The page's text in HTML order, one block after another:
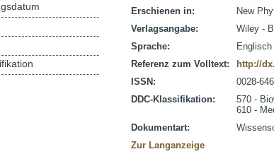
Erschienen in:
New
Verlagsangabe:
Wiley -
Sprache:
Englisch
Referenz zum Volltext:
http://
ISSN:
0028-
DDC-Klassifikation:
570 -
610 -
Dokumentart:
Zur Langanzeige